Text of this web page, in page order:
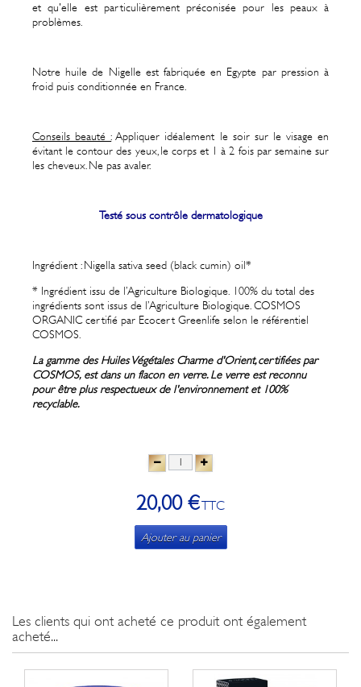
et qu'elle est particulièrement préconisée pour les peaux à
problèmes.
Notre huile de Nigelle est fabriquée en Egypte par pression à
froid puis conditionnée en France.
Conseils beauté :Appliquer idéalement le soir sur le visage en
évitant le contour des yeux, le corps et 1 à 2 fois par semaine sur
les cheveux. Ne pas avaler.
Testé sous contrôle dermatologique
Ingrédient : Nigella sativa seed (black cumin) oil*
* Ingrédient issu de l’Agriculture Biologique. 100% du total des
ingrédients sont issus de l’Agriculture Biologique. COSMOS
ORGANIC certifié par Ecocert Greenlife selon le référentiel
COSMOS.
La gamme des Huiles Végétales Charme d'Orient, certifiées par
COSMOS, est dans un flacon en verre. Le verre est reconnu
pour être plus respectueux de l'environnement et 100%
recyclable.
20,00 €TTC
Ajouter au panier
Les clients qui ont acheté ce produit ont également
acheté...